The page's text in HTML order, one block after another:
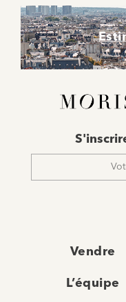
mail
Vendre
L’équipe